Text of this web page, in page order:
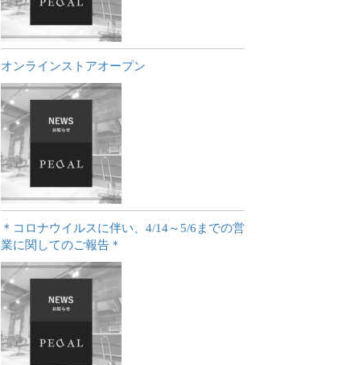
オンラインストアオープン
＊コロナウイルスに伴い、4/14～5/6までの営
業に関してのご報告＊